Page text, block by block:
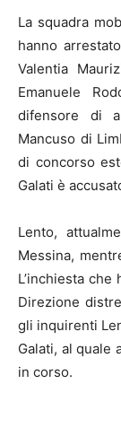
La squadra
hanno
Valentia
Emanuele
difensore di
Mancuso di
di concorso
Galati è
Lento,
Messina,
L’inchiesta
Direzione
gli inquirenti
Galati, al quale
in corso.